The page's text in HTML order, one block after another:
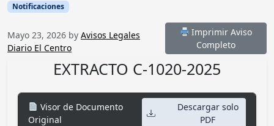
Notificaciones
Mayo 23, 2026 by Avisos Legales
Diario El Centro
Imprimir Aviso
Completo
EXTRACTO C-1020-2025
Visor de Documento
Original
Descargar solo
PDF